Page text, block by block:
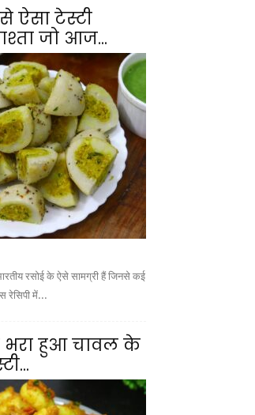
टेस्टी
जो आज...
रसोई के ऐसे सामग्री हैं जिनसे कई
रेसिपी में...
भरा हुआ चावल के